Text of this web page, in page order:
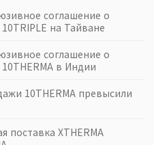
соглашение о
на Тайване
соглашение о
в Индии
10THERMA превысили
поставка XTHERMA